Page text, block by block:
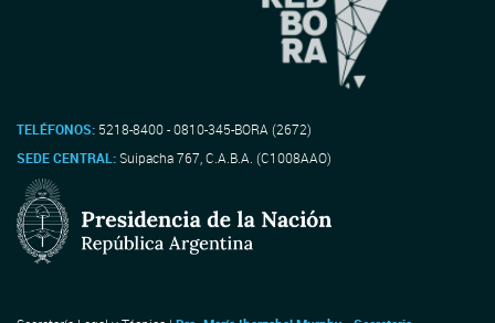
TELÉFONOS: 5218-8400 - 0810-345-BORA (2672)
SEDE CENTRAL:Suipacha 767, C.A.B.A. (C1008AAO)